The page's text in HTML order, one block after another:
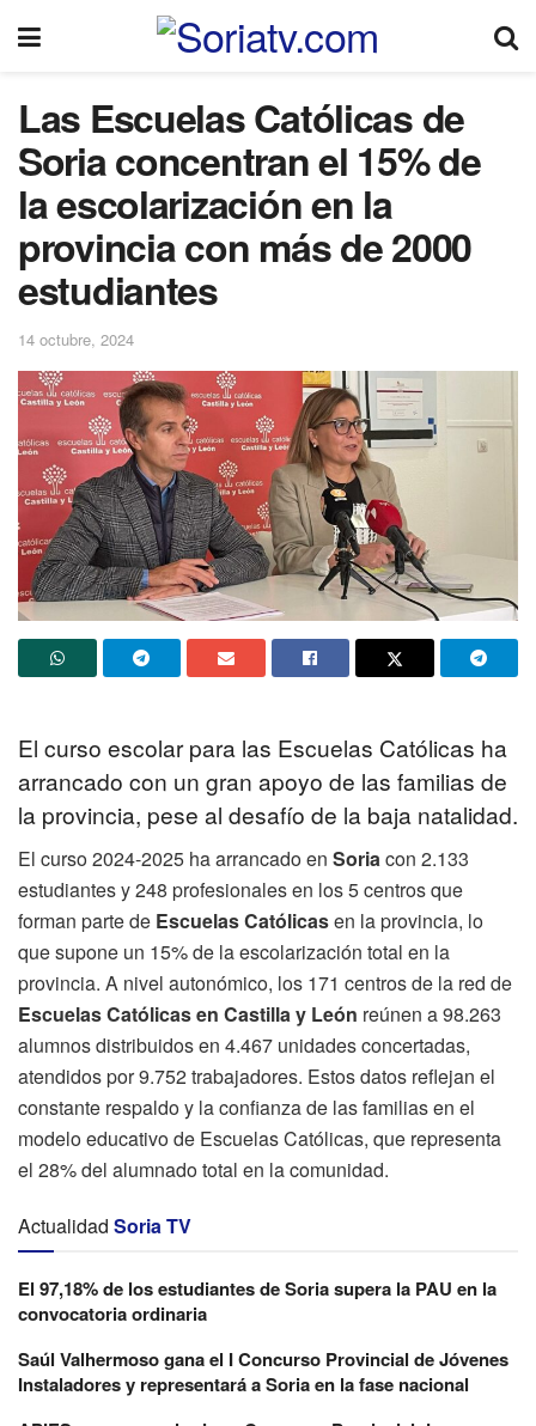
Las Escuelas Católicas de
Soria concentran el 15% de
la escolarización en la
provincia con más de 2000
estudiantes
14 octubre, 2024
El curso escolar para las Escuelas Católicas ha
arrancado con un gran apoyo de las familias de
la provincia, pese al desafío de la baja natalidad.
El curso 2024-2025 ha arrancado en Soriacon 2.133
estudiantes y 248 profesionales en los 5 centros que
forman parte de Escuelas Católicasen la provincia, lo
que supone un 15% de la escolarización total en la
provincia. A nivel autonómico, los 171 centros de la red de
Escuelas Católicas en Castilla y León reúnen a 98.263
alumnos distribuidos en 4.467 unidades concertadas,
atendidos por 9.752 trabajadores. Estos datos reflejan el
constante respaldo y la confianza de las familias en el
modelo educativo de Escuelas Católicas, que representa
el 28% del alumnado total en la comunidad.
Actualidad Soria TV
El 97,18% de los estudiantes de Soria supera la PAU en la
convocatoria ordinaria
Saúl Valhermoso gana el I Concurso Provincial de Jóvenes
Instaladores y representará a Soria en la fase nacional